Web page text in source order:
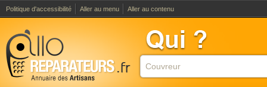
Politique d'accessibilité Aller au menu Aller au contenu